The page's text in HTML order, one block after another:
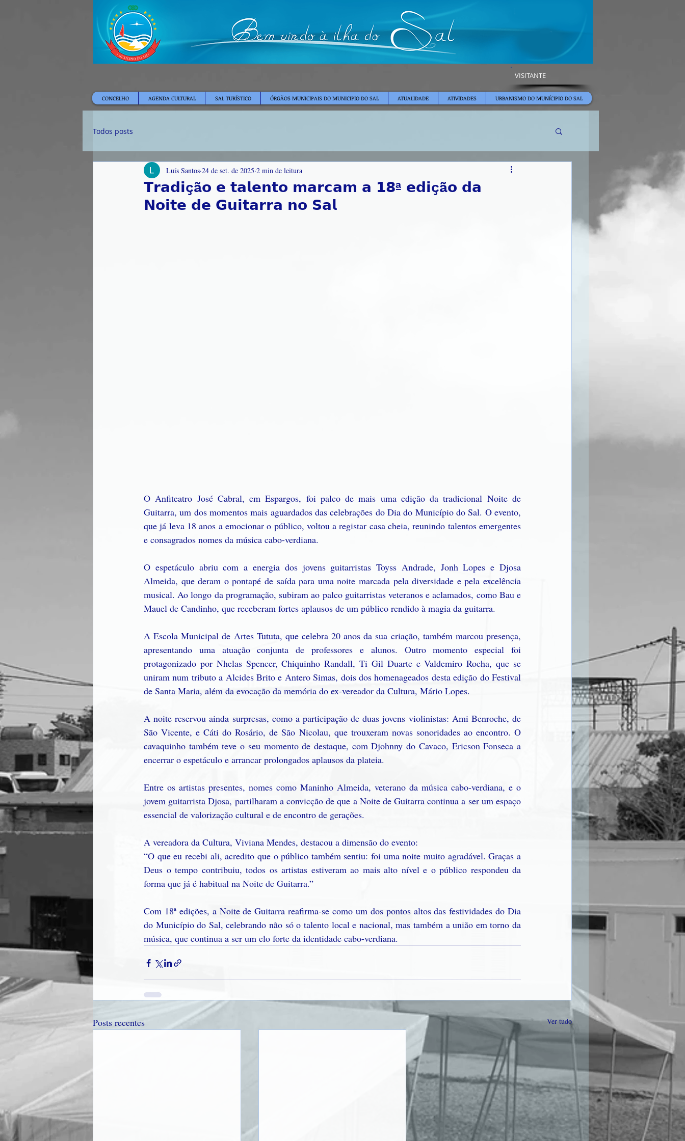
VISITANTE
CONCELHO AGENDA CULTURAL SAL TURÍSTICO ÓRGÃOS MUNICIPAIS DO MUNICIPIO DO SAL ATUALIDADE ATIVIDADES URBANISMO DO MUNÍCIPIO DO SAL
Todos posts
𝗧𝗿𝗮𝗱𝗶çã𝗼 𝗲 𝘁𝗮𝗹𝗲𝗻𝘁𝗼 𝗺𝗮𝗿𝗰𝗮𝗺 𝗮 𝟭𝟴ª 𝗲𝗱𝗶çã𝗼 𝗱𝗮
𝗡𝗼𝗶𝘁𝗲 𝗱𝗲 𝗚𝘂𝗶𝘁𝗮𝗿𝗿𝗮 𝗻𝗼 𝗦𝗮𝗹
Luís Santos 24 de set. de 2025 2 min de leitura
O Anfiteatro José Cabral, em Espargos, foi palco de mais uma edição da tradicional Noite de
Guitarra, um dos momentos mais aguardados das celebrações do Dia do Município do Sal. O evento,
que já leva 18 anos a emocionar o público, voltou a registar casa cheia, reunindo talentos emergentes
e consagrados nomes da música cabo-verdiana.
O espetáculo abriu com a energia dos jovens guitarristas Toyss Andrade, Jonh Lopes e Djosa
Almeida, que deram o pontapé de saída para uma noite marcada pela diversidade e pela excelência
musical. Ao longo da programação, subiram ao palco guitarristas veteranos e aclamados, como Bau e
Mauel de Candinho, que receberam fortes aplausos de um público rendido à magia da guitarra.
A Escola Municipal de Artes Tututa, que celebra 20 anos da sua criação, também marcou presença,
apresentando uma atuação conjunta de professores e alunos. Outro momento especial foi
protagonizado por Nhelas Spencer, Chiquinho Randall, Ti Gil Duarte e Valdemiro Rocha, que se
uniram num tributo a Alcides Brito e Antero Simas, dois dos homenageados desta edição do Festival
de Santa Maria, além da evocação da memória do ex-vereador da Cultura, Mário Lopes.
A noite reservou ainda surpresas, como a participação de duas jovens violinistas: Ami Benroche, de
São Vicente, e Cáti do Rosário, de São Nicolau, que trouxeram novas sonoridades ao encontro. O
cavaquinho também teve o seu momento de destaque, com Djohnny do Cavaco, Ericson Fonseca a
encerrar o espetáculo e arrancar prolongados aplausos da plateia.
Entre os artistas presentes, nomes como Maninho Almeida, veterano da música cabo-verdiana, e o
jovem guitarrista Djosa, partilharam a convicção de que a Noite de Guitarra continua a ser um espaço
essencial de valorização cultural e de encontro de gerações.
A vereadora da Cultura, Viviana Mendes, destacou a dimensão do evento:
“O que eu recebi ali, acredito que o público também sentiu: foi uma noite muito agradável. Graças a
Deus o tempo contribuiu, todos os artistas estiveram ao mais alto nível e o público respondeu da
forma que já é habitual na Noite de Guitarra.”
Com 18ª edições, a Noite de Guitarra reafirma-se como um dos pontos altos das festividades do Dia
do Município do Sal, celebrando não só o talento local e nacional, mas também a união em torno da
música, que continua a ser um elo forte da identidade cabo-verdiana.
Posts recentes Ver tudo